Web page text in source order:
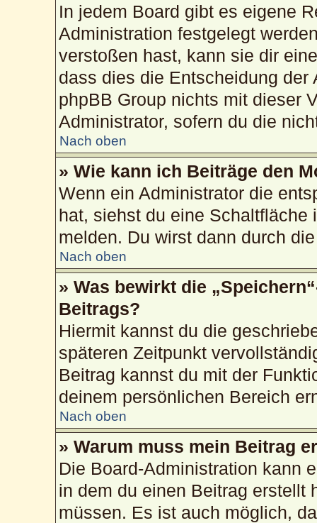
In jedem Board gibt es eigene
Administration festgelegt
verstoßen hast, kann sie dir
dass dies die Entscheidung
phpBB Group nichts mit dieser
Administrator, sofern du die
Nach oben
» Wie kann ich Beiträge den
Wenn ein Administrator die
hat, siehst du eine
melden. Du wirst dann durch
Nach oben
» Was bewirkt die
Beitrags?
Hiermit kannst du die
späteren Zeitpunkt
Beitrag kannst du mit der
deinem persönlichen Bereich
Nach oben
» Warum muss mein Beitrag
Die Board-Administration kann
in dem du einen Beitrag erstellt
müssen. Es ist auch möglich,